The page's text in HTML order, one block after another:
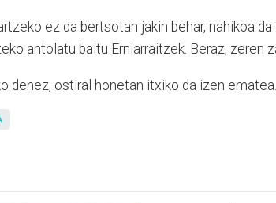
ez da bertsotan jakin behar, nahikoa
antolatu baitu Erniarraitzek. Beraz, zeren
denez, ostiral honetan itxiko da izen ematea.